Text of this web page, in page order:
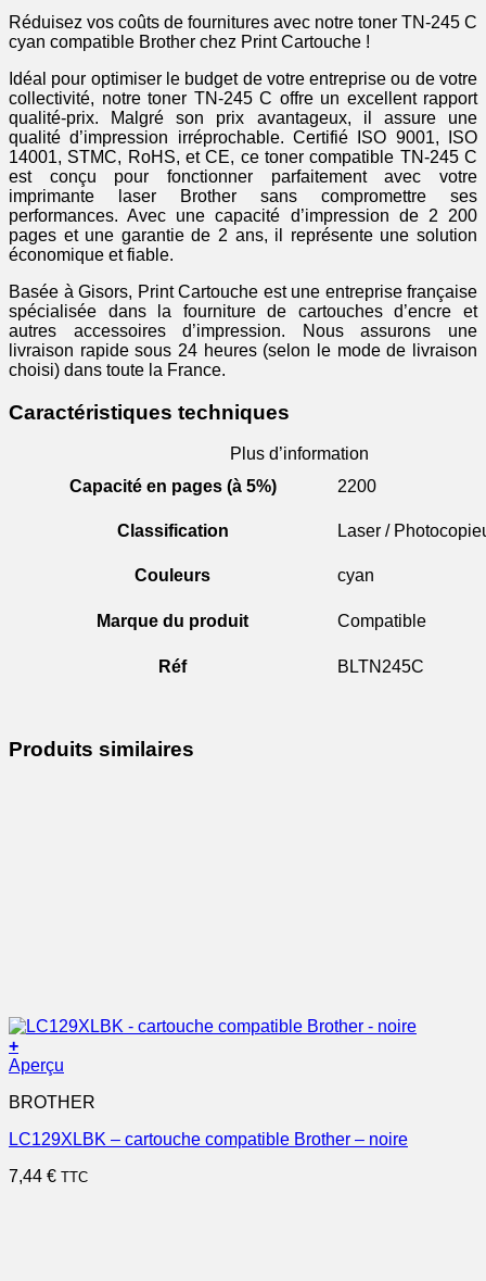
Réduisez vos coûts de fournitures avec notre toner TN-245 C
cyan compatible Brother chez Print Cartouche !
Idéal pour optimiser le budget de votre entreprise ou de votre
collectivité, notre toner TN-245 C offre un excellent rapport
qualité-prix. Malgré son prix avantageux, il assure une
qualité d’impression irréprochable. Certifié ISO 9001, ISO
14001, STMC, RoHS, et CE, ce toner compatible TN-245 C
est conçu pour fonctionner parfaitement avec votre
imprimante laser Brother sans compromettre ses
performances. Avec une capacité d’impression de 2 200
pages et une garantie de 2 ans, il représente une solution
économique et fiable.
Basée à Gisors, Print Cartouche est une entreprise française
spécialisée dans la fourniture de cartouches d’encre et
autres accessoires d’impression. Nous assurons une
livraison rapide sous 24 heures (selon le mode de livraison
choisi) dans toute la France.
Caractéristiques techniques
Plus d’information
Capacité en pages (à 5%)
2200
Classification Laser /
Couleurs cyan
Marque du produit Compatible
Réf BLTN245C
Produits similaires
+
Aperçu
BROTHER
LC129XLBK – cartouche compatible Brother – noire
7,44 € TTC